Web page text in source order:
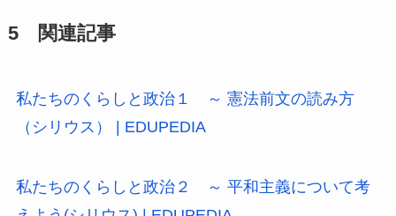
5 関連記事
私たちのくらしと政治１ ～ 憲法前文の読み方
（シリウス） | EDUPEDIA
私たちのくらしと政治２ ～ 平和主義について考